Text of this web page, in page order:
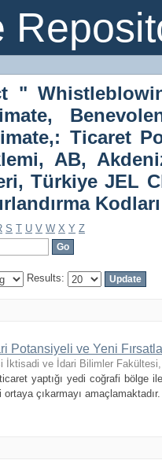
"
AB,
Codes:
"
Ticaret
AB,
Türkiye JEL
S T U V W X Y Z
Results:
Potansiyeli ve Yeni
İktisadi ve İdari Bilimler Fakültesi
yaptığı yedi coğrafi bölge
çıkarmayı